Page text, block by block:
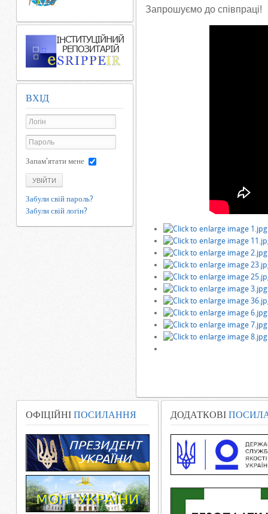
Запрошуємо до співпраці!
ВХІД
Запам'ятати мене
УВІЙТИ
Забули свій пароль?
Забули свій логін?
ОФІЦІЙНІ ПОСИЛАННЯ ДОДАТКОВІ